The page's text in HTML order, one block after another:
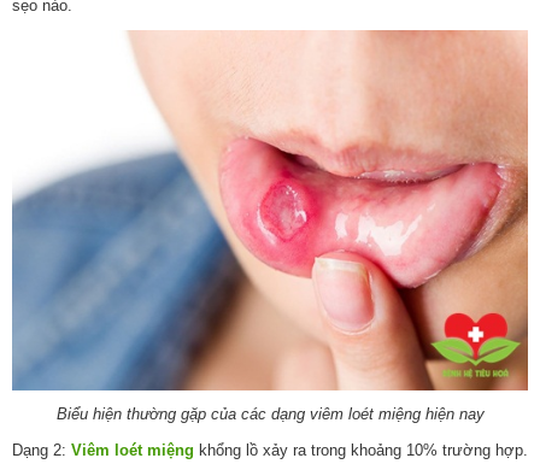
sẹo nào.
Biểu hiện thường gặp của các dạng viêm loét miệng hiện nay
Dạng 2: Viêm loét miệng khổng lồ xảy ra trong khoảng 10% trường hợp.